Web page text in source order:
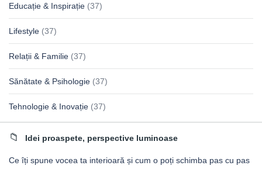
Educație & Inspirație (37)
Lifestyle (37)
Relații & Familie (37)
Sănătate & Psihologie (37)
Tehnologie & Inovație (37)
Idei proaspete, perspective luminoase
Ce îți spune vocea ta interioară și cum o poți schimba pas cu pas